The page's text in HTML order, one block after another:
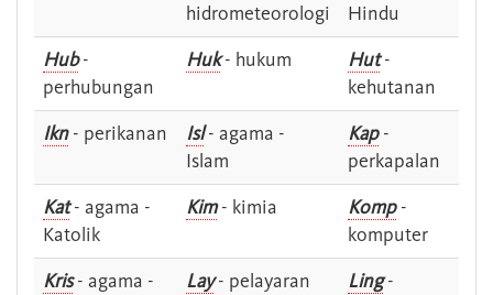
hidrometeorologi
Hindu
Hub-
perhubungan
Huk- hukum Hut-
kehutanan
Ikn- perikanan Isl- agama -
Islam
Kap-
perkapalan
Kat- agama -
Katolik
Kim- kimia Komp-
komputer
Kris- agama -
Lay- pelayaran Ling-